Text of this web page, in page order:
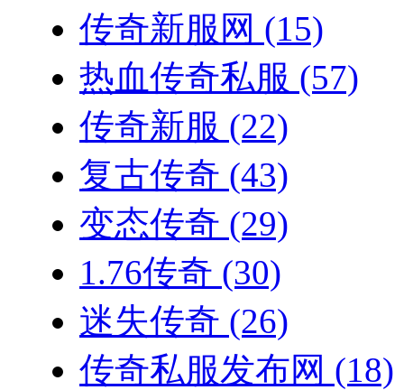
传奇新服网 (15)
热血传奇私服 (57)
传奇新服 (22)
复古传奇 (43)
变态传奇 (29)
1.76传奇 (30)
迷失传奇 (26)
传奇私服发布网 (18)